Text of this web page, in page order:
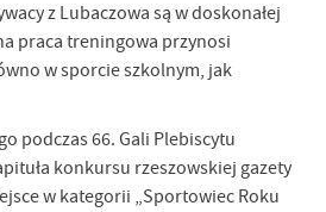
z Lubaczowa są w doskonałej
praca treningowa przynosi
w sporcie szkolnym, jak
podczas 66. Gali Plebiscytu
konkursu rzeszowskiej gazety
w kategorii „Sportowiec Roku